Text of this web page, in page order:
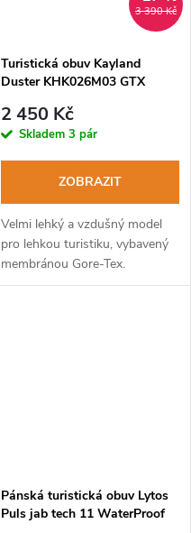
3 390 Kč
Turistická obuv Kayland
Duster KHK026M03 GTX
2 450 Kč
Skladem 3 pár
ZOBRAZIT
Velmi lehký a vzdušný model
pro lehkou turistiku, vybavený
membránou Gore-Tex.
Pánská turistická obuv Lytos
Puls jab tech 11 WaterProof